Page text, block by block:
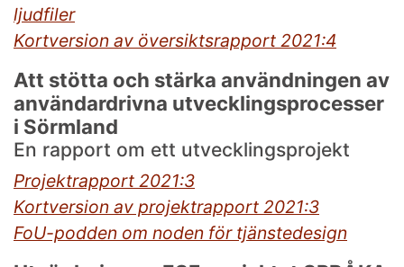
ljudfiler
Kortversion av översiktsrapport 2021:4
Att stötta och stärka användningen av
användardrivna utvecklingsprocesser
i Sörmland
En rapport om ett utvecklingsprojekt
Projektrapport 2021:3
Kortversion av projektrapport 2021:3
FoU-podden om noden för tjänstedesign